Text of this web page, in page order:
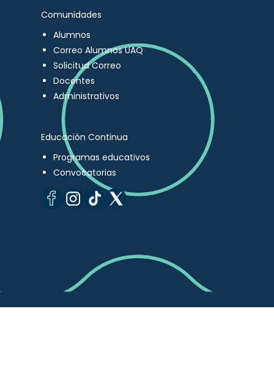
Comunidades
Alumnos
Correo Alumnos UAQ
Solicitud Correo
Docentes
Administrativos
Educación Continua
Programas educativos
Convocatorias